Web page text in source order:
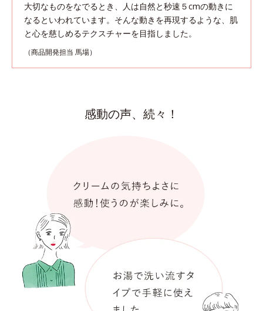
大切なものをなでるとき、人は自然と秒速５cmの動きに
なるといわれています。 そんな動きを再現するような、肌
と心を慈しめるテクスチャーを目指しました。
（商品開発担当 馬場）
感動の声、続々！